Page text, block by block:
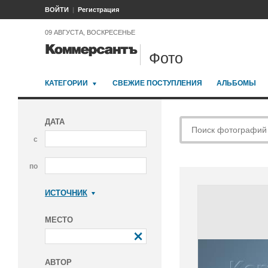
ВОЙТИ Регистрация
09 АВГУСТА, ВОСКРЕСЕНЬЕ
Фото
КАТЕГОРИИ СВЕЖИЕ ПОСТУПЛЕНИЯ АЛЬБОМЫ
ДАТА
с
по
ИСТОЧНИК
МЕСТО
АВТОР